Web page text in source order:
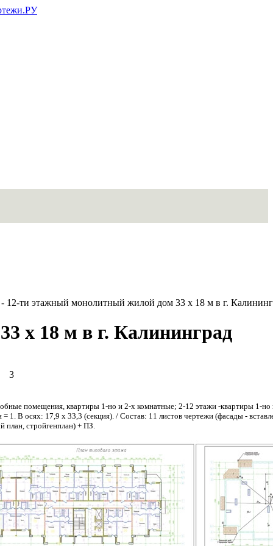
ти этажный монолитный жилой дом 33 х 18 м в г.
х 18 м в г. Калининград
3
помещения, квартиры 1-но и 2-х комнатные; 2-12 этажи -квартиры 1-
В осях: 17,9 х 33,3 (секция). / Состав: 11 листов чертежи (фасады -
план, стройгенплан) + ПЗ.